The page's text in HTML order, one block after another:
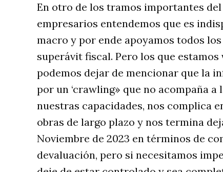
En otro de los tramos importantes
empresarios entendemos que es
macro y por ende apoyamos todos
superávit fiscal. Pero los que
podemos dejar de mencionar que la
por un ‘crawling» que no acompaña
nuestras capacidades, nos complica
obras de largo plazo y nos termina
Noviembre de 2023 en términos de
devaluación, pero si necesitamos